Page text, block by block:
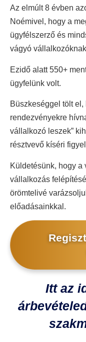
Itt az
Az elmúlt 8 évben
Noémivel, hogy a
ügyfélszerző és
vágyó
Ezidő alatt 550+
ügyfelünk volt.
Büszkeséggel tölt
rendezvényekre
vállalkozó leszek”
résztvevő kíséri
Küldetésünk, hogy
vállalkozás
örömtelivé
előadásainkkal.